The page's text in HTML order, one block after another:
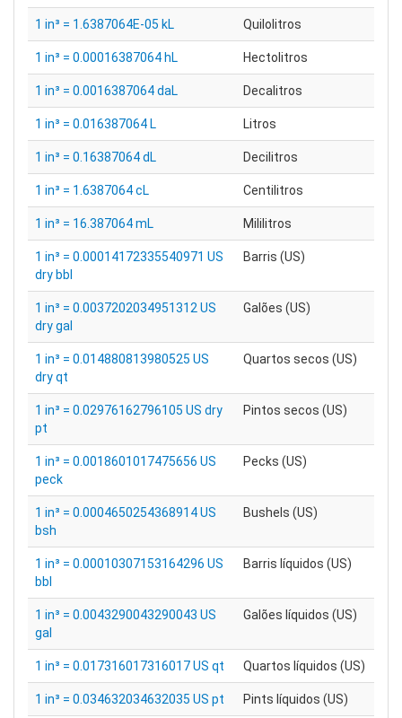
1 in³ = 1.6387064E-05 kL Quilolitros
1 in³ = 0.00016387064 hL Hectolitros
1 in³ = 0.0016387064 daL Decalitros
1 in³ = 0.016387064 L Litros
1 in³ = 0.16387064 dL Decilitros
1 in³ = 1.6387064 cL Centilitros
1 in³ = 16.387064 mL Mililitros
1 in³ = 0.00014172335540971 US
dry bbl
Barris (US)
1 in³ = 0.0037202034951312 US
dry gal
Galões (US)
1 in³ = 0.014880813980525 US
dry qt
Quartos secos (US)
1 in³ = 0.02976162796105 US dry
pt
Pintos secos (US)
1 in³ = 0.0018601017475656 US
peck
Pecks (US)
1 in³ = 0.0004650254368914 US
bsh
Bushels (US)
1 in³ = 0.00010307153164296 US
bbl
Barris líquidos (US)
1 in³ = 0.0043290043290043 US
gal
Galões líquidos (US)
1 in³ = 0.017316017316017 US qt Quartos líquidos (US)
1 in³ = 0.034632034632035 US pt Pints líquidos (US)